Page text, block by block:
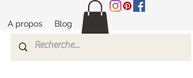
A propos Blog